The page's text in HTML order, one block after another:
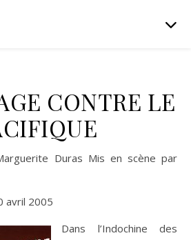
CONTRE LE
avril 2005
Dans l’Indochine des